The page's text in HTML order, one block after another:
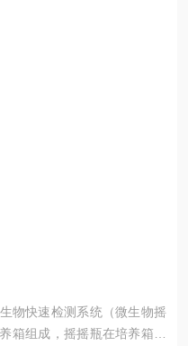
物快速检测系统（微生物摇
箱组成，摇摇瓶在培养箱中